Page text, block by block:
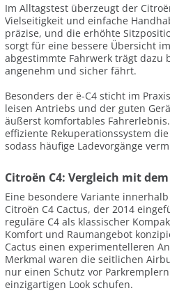
Im Alltagstest überzeugt der
Vielseitigkeit und einfache
präzise, und die erhöhte
sorgt für eine bessere Übersicht
abgestimmte Fahrwerk trägt dazu
angenehm und sicher fährt.
Besonders der ë-C4 sticht im
leisen Antriebs und der guten
äußerst komfortables
effiziente Rekuperationssystem
sodass häufige Ladevorgänge
Citroën C4: Vergleich mit dem
Eine besondere Variante
Citroën C4 Cactus, der 2014
reguläre C4 als klassischer
Komfort und Raumangebot
Cactus einen experimentelleren
Merkmal waren die seitlichen
nur einen Schutz vor
einzigartigen Look schufen.